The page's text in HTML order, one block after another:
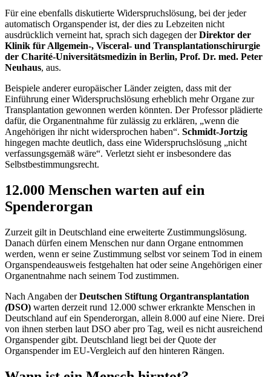
Für eine ebenfalls diskutierte Widerspruchslösung, bei der jeder
automatisch Organspender ist, der dies zu Lebzeiten nicht
ausdrücklich verneint hat, sprach sich dagegen derDirektor der
Klinik für Allgemein-, Visceral- und Transplantationschirurgie
der Charité-Universitätsmedizin in Berlin, Prof. Dr. med. Peter
Neuhaus, aus.
Beispiele anderer europäischer Länder zeigten, dass mit der
Einführung einer Widerspruchslösung erheblich mehr Organe zur
Transplantation gewonnen werden könnten. Der Professor plädierte
dafür, die Organentnahme für zulässig zu erklären, „wenn die
Angehörigen ihr nicht widersprochen haben“. Schmidt-Jortzig
hingegen machte deutlich, dass eine Widerspruchslösung „nicht
verfassungsgemäß wäre“. Verletzt sieht er insbesondere das
Selbstbestimmungsrecht.
12.000 Menschen warten auf ein
Spenderorgan
Zurzeit gilt in Deutschland eine erweiterte Zustimmungslösung.
Danach dürfen einem Menschen nur dann Organe entnommen
werden, wenn er seine Zustimmung selbst vor seinem Tod in einem
Organspendeausweis festgehalten hat oder seine Angehörigen einer
Organentnahme nach seinem Tod zustimmen.
Nach Angaben derDeutschen Stiftung Organtransplantation
(DSO) warten derzeit rund 12.000 schwer erkrankte Menschen in
Deutschland auf ein Spenderorgan, allein 8.000 auf eine Niere. Drei
von ihnen sterben laut DSO aber pro Tag, weil es nicht ausreichend
Organspender gibt. Deutschland liegt bei der Quote der
Organspender im EU-Vergleich auf den hinteren Rängen.